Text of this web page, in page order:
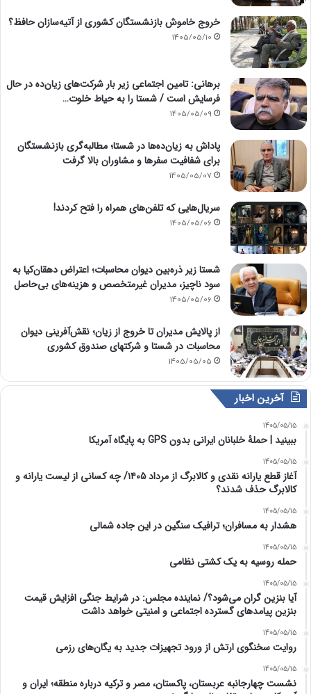
خروج خاموش بازنشستگان کشوری از آتیه‌سازان حافظ؟
1405/05/10
برهانی: تامین اجتماعی زیر بار شرکت‌های زیان‌ده در حال
فرسایش است / شستا را به حیاط خلوت…
1405/05/09
پاداش به زیان‌ده‌ها در شستا؛ مطالبه‌گری بازنشستگان
برای شفافیت سفرها و مشاوران بالا گرفت
1405/05/07
سریال‌هایی که تلفن‌های همراه را فتح کردند!
1405/05/06
شستا زیر ذره‌بین دیوان محاسبات؛ اعتراض دهقان‌کیا به
سود ناچیز، مدیران غیرمتخصص و هزینه‌های بی‌حاصل
1405/05/06
از پالایش مدیران تا خروج از زیان؛ نقش‌آفرینی دیوان
محاسبات در شستا و شرکتهای صندوق کشوری
1405/05/05
آخرین اخبار
1405/05/15
ببینید | حملۀ خلبانان ایرانی بدون GPS به پایگاه آمریکا
1405/05/15
آغاز قطع یارانه نقدی و کالابرگ از مرداد ۱۴۰۵/ چه کسانی از لیست یارانه و
کالابرگ حذف شدند؟
1405/05/15
هشدار به مسافران؛ ترافیک سنگین در این جاده شمالی
1405/05/15
حمله روسیه به یک کشتی نظامی
1405/05/15
آیا بنزین گران می‌شود؟/ نماینده مجلس: در شرایط جنگی افزایش قیمت
بنزین پیامدهای گسترده اجتماعی و امنیتی خواهد داشت
1405/05/15
روایت سخنگوی ارتش از ورود تجهیزات جدید به یگان‌های رزمی
1405/05/15
نشست چهارجانبه عربستان، پاکستان، مصر و ترکیه درباره منطقه؛ ایران و